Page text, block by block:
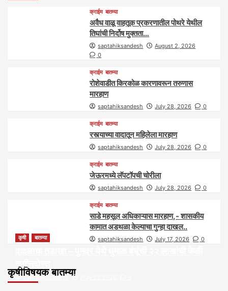
क्राईम बातम्या
अवैध वाळू वाहतूक प्रकरणातील पोथरे येथील
तिघांची निर्दोष मुक्तता…
saptahiksandesh
August 2, 2026
0
क्राईम बातम्या
रोशेवाडीत किरकोळ कारणावरून तरुणास
मारहाण
saptahiksandesh July 28, 2026 0
क्राईम बातम्या
रस्त्याच्या वादातून महिलेला मारहाण
saptahiksandesh July 28, 2026 0
क्राईम बातम्या
जेऊरमध्ये लॅपटॉपची चोरीला
saptahiksandesh July 28, 2026 0
क्राईम बातम्या
साडे महसूल अधिकाऱ्यास मारहाण,- शासकीय
कामात अडथळा केल्याचा गुन्हा दाखल..
saptahiksandesh July 17, 2026 0
कृषीविषयक बातम्या
कृषी बातम्या
saptahiksandesh